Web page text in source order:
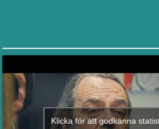
Klicka för att godkänna